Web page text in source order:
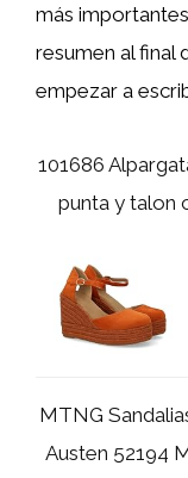
más
resumen al final
empezar a
101686
punta y talon
MTNG
Austen 52194